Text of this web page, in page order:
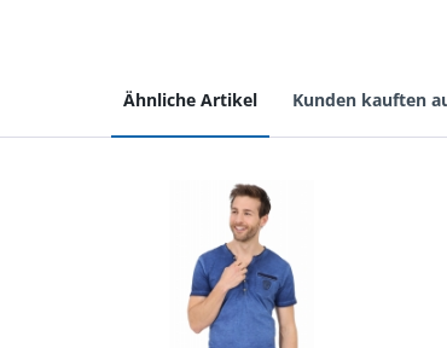
Ähnliche Artikel Kunden kauften